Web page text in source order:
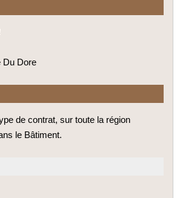
Du Dore
de contrat, sur toute la région
le Bâtiment.